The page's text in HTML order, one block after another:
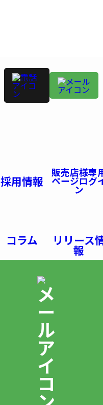
採用情報
販売店様専
ページログ
ン
コラム リリース
報